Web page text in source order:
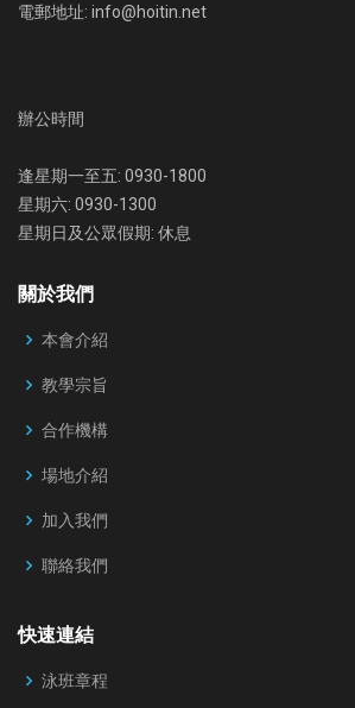
電郵地址: info@hoitin.net
辦公時間
逢星期一至五: 0930-1800
星期六: 0930-1300
星期日及公眾假期: 休息
關於我們
本會介紹
教學宗旨
合作機構
場地介紹
加入我們
聯絡我們
快速連結
泳班章程